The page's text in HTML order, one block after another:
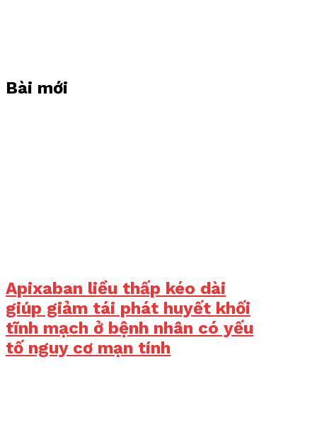
Bài mới
Apixaban liều thấp kéo dài
giúp giảm tái phát huyết khối
tĩnh mạch ở bệnh nhân có yếu
tố nguy cơ mạn tính